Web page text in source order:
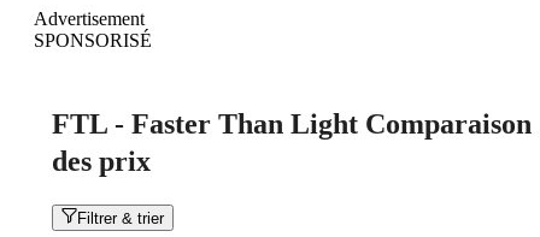
Advertisement
SPONSORISÉ
FTL - Faster Than Light Comparaison
des prix
Filtrer & trier